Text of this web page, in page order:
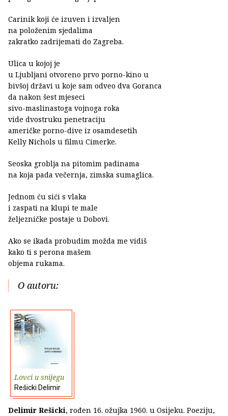
Carinik koji će izuven i izvaljen
na položenim sjedalima
zakratko zadrijemati do Zagreba.
Ulica u kojoj je
u Ljubljani otvoreno prvo porno-kino u
bivšoj državi u koje sam odveo dva Goranca
da nakon šest mjeseci
sivo-maslinastoga vojnoga roka
vide dvostruku penetraciju
američke porno-dive iz osamdesetih
Kelly Nichols u filmu Cimerke.
Seoska groblja na pitomim padinama
na koja pada večernja, zimska sumaglica.
Jednom ću sići s vlaka
i zaspati na klupi te male
željezničke postaje u Dobovi.
Ako se ikada probudim možda me vidiš
kako ti s perona mašem
objema rukama.
O autoru:
Lovci u snijegu
Rešicki Delimir
Delimir Rešicki, rođen 16. ožujka 1960. u Osijeku. Poeziju,